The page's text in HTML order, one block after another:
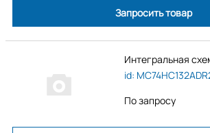
Запросить товар
Интегральная
id:
По запросу